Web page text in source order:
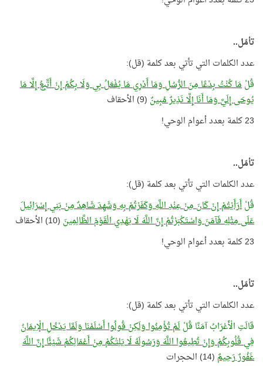
تأمّل..
عدد الكلمات التي تأتي بعد كلمة (قل):
قُلْمَا كُنْتُ بِدْعًا مِنَ الرُّسُلِ وَمَا أَدْرِي مَا يُفْعَلُ بِي وَلَا بِكُمْ إِنْ أَتَّبِعُ إِلَّا مَا
يُوحَى إِلَيَّ وَمَا أَنَا إِلَّا نَذِيرٌ مُبِينٌ (9) الأحقاف
23 كلمة بعدد أعوام الوحي!
تأمّل..
عدد الكلمات التي تأتي بعد كلمة (قل):
قُلْأَرَأَيْتُمْ إِنْ كَانَ مِنْ عِنْدِ اللَّهِ وَكَفَرْتُمْ بِهِ وَشَهِدَ شَاهِدٌ مِنْ بَنِي إِسْرَائِيلَ
عَلَى مِثْلِهِ فَآمَنَ وَاسْتَكْبَرْتُمْ إِنَّ اللَّهَ لَا يَهْدِي الْقَوْمَ الظَّالِمِينَ (10) الأحقاف
23 كلمة بعدد أعوام الوحي!
تأمّل..
عدد الكلمات التي تأتي بعد كلمة (قل):
قَالَتِ الْأَعْرَابُ آمَنَّا قُلْلَمْ تُؤْمِنُوا وَلَكِنْ قُولُوا أَسْلَمْنَا وَلَمَّا يَدْخُلِ الْإِيمَانُ
فِي قُلُوبِكُمْ وَإِنْ تُطِيعُوا اللَّهَ وَرَسُولَهُ لَا يَلِتْكُمْ مِنْ أَعْمَالِكُمْ شَيْئًا إِنَّ اللَّهَ
غَفُورٌ رَحِيمٌ (14) الحجرات